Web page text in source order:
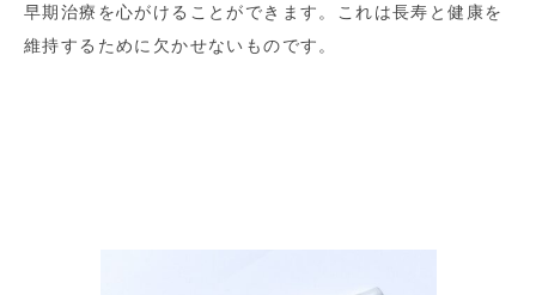
早期治療を心がけることができます。これは長寿と健康を
維持するために欠かせないものです。